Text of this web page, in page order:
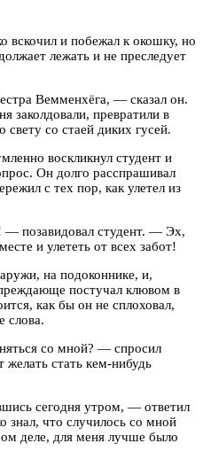
вскочил и побежал к окошку, но
лежать и не преследует
Вемменхёга, — сказал он.
превратили в
со стаей диких гусей.
воскликнул студент и
Он долго расспрашивал
с тех пор, как улетел из
— позавидовал студент. — Эх,
и улететь от всех забот!
на подоконнике, и,
постучал клювом в
как бы он не сплоховал,
слова.
со мной? — спросил
стать кем-нибудь
сегодня утром, — ответил
знал, что случилось со мной
деле, для меня лучше было